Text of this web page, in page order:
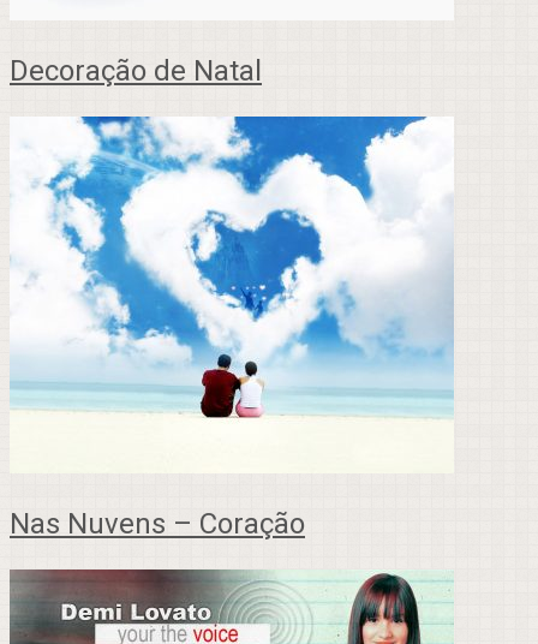
Decoração de Natal
Nas Nuvens – Coração